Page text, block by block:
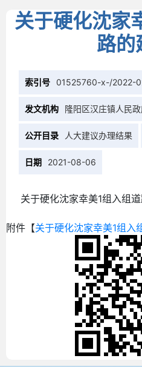
关于硬化沈家
路的
索引号 01525760-x-/2022-
发文机构 隆阳区汉庄镇人民
公开目录 人大建议办理结果
日期 2021-08-06
关于硬化沈家幸美1组入组
附件【关于硬化沈家幸美1组入